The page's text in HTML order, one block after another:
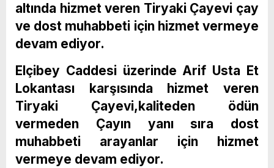
altında hizmet veren Tiryaki Çayevi çay
ve dost muhabbeti için hizmet vermeye
devam ediyor.
Elçibey Caddesi üzerinde Arif Usta Et
Lokantası karşısında hizmet veren
Tiryaki Çayevi,kaliteden ödün
vermeden Çayın yanı sıra dost
muhabbeti arayanlar için hizmet
vermeye devam ediyor.